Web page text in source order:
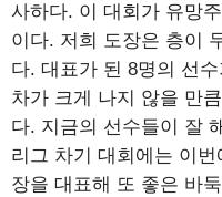
사하다. 이 대회가 유망
이다. 저희 도장은 층이
다. 대표가 된 8명의 선
차가 크게 나지 않을 만
다. 지금의 선수들이 잘
리그 차기 대회에는 이
장을 대표해 또 좋은 바